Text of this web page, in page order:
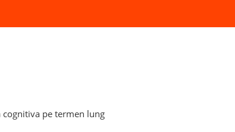
cognitiva pe termen lung